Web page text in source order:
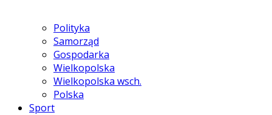
Polityka
Samorząd
Gospodarka
Wielkopolska
Wielkopolska wsch.
Polska
Sport